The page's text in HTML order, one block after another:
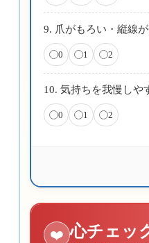
9. 爪がもろい・縦線
0 1 2
10. 気持ちを我慢しや
0 1 2
❤️ 心チェッ